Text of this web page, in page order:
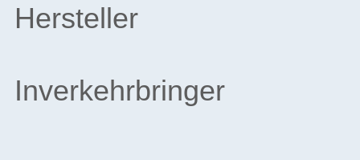
Hersteller
Inverkehrbringer